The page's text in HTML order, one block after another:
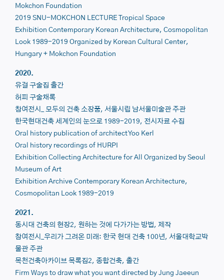
Mokchon Foundation
2019 SNU-MOKCHON LECTURE
Tropical Space
Exhibition Contemporary Korean Architecture, Cosmopolitan
Look 1989-2019 Organized by Korean Cultural Center,
Hungary + Mokchon Foundation
2020.
유걸 구술집 출간
허피 구술채록
참여전시_
모두의 건축 소장품, 서울시립 남서울미술관 주관
한국현대건축 세계인의 눈으로 1989-2019, 전시자료 수집
Oral history publication of architectYoo Kerl
Oral history recordings of HURPI
Exhibition Collecting Architecture for All Organized by Seoul
Museum of Art
Exhibition Archive Contemporary Korean Architecture,
Cosmopolitan Look 1989-2019
2021.
동시대 건축의 현장2, 원하는 것에 다가가는 방법, 제작
참여전시_우리가 그려온 미래: 한국 현대 건축 100년, 서울대학교박
물관 주관
목천건축아카이브 목록집2, 종합건축, 출간
Firm Ways to draw what you want directed by Jung Jaeeun